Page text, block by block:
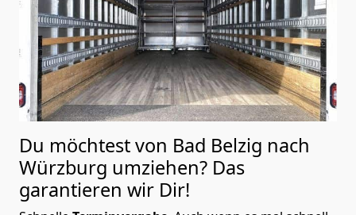
Du möchtest von Bad Belzig nach
Würzburg umziehen? Das
garantieren wir Dir!